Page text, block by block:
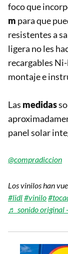
foco que
m para que
resistentes a
ligera no les
recargables
montaje e
Las medidas
panel solar
@compradiccion
Los vinilos han
#lidl#vinilo
♬ sonido original